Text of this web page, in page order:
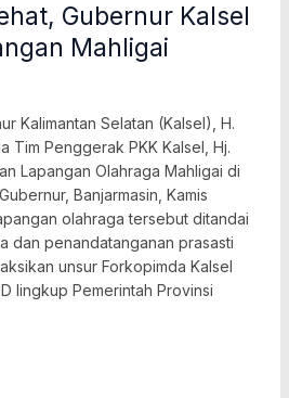
Gubernur Kalsel
Mahligai
Kalimantan Selatan (Kalsel), H.
Tim Penggerak PKK Kalsel, Hj.
Lapangan Olahraga Mahligai di
Banjarmasin, Kamis
olahraga tersebut ditandai
dan penandatanganan prasasti
unsur Forkopimda Kalsel
lingkup Pemerintah Provinsi